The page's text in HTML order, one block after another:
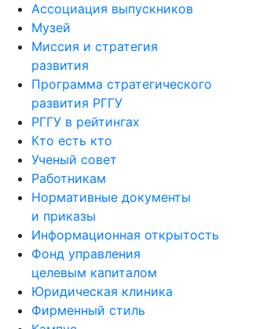
Ассоциация выпускников
Музей
Миссия и стратегия
развития
Программа стратегического
развития РГГУ
РГГУ в рейтингах
Кто есть кто
Ученый совет
Работникам
Нормативные документы
и приказы
Информационная открытость
Фонд управления
целевым капиталом
Юридическая клиника
Фирменный стиль